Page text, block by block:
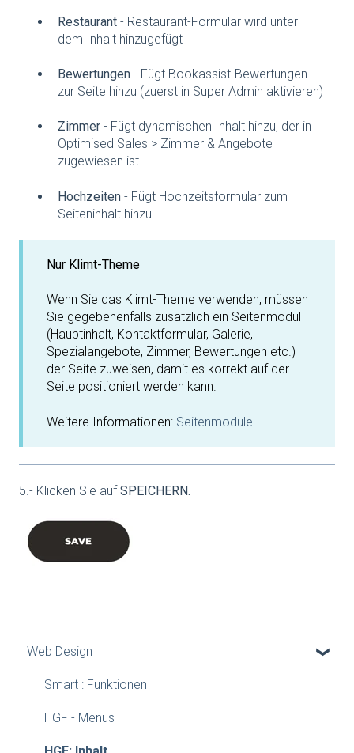
Restaurant - Restaurant-Formular wird unter
dem Inhalt hinzugefügt
Bewertungen - Fügt Bookassist-Bewertungen
zur Seite hinzu (zuerst in Super Admin aktivieren)
Zimmer - Fügt dynamischen Inhalt hinzu, der in
Optimised Sales > Zimmer & Angebote
zugewiesen ist
Hochzeiten - Fügt Hochzeitsformular zum
Seiteninhalt hinzu.
Nur Klimt-Theme
Wenn Sie das Klimt-Theme verwenden, müssen
Sie gegebenenfalls zusätzlich ein Seitenmodul
(Hauptinhalt, Kontaktformular, Galerie,
Spezialangebote, Zimmer, Bewertungen etc.)
der Seite zuweisen, damit es korrekt auf der
Seite positioniert werden kann.
Weitere Informationen: Seitenmodule
5.- Klicken Sie auf SPEICHERN.
Web Design
Smart : Funktionen
HGF - Menüs